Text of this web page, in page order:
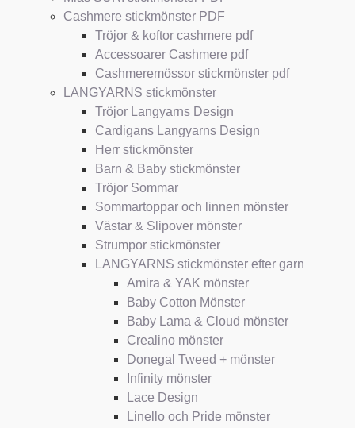
Cashmere stickmönster PDF
Tröjor & koftor cashmere pdf
Accessoarer Cashmere pdf
Cashmeremössor stickmönster pdf
LANGYARNS stickmönster
Tröjor Langyarns Design
Cardigans Langyarns Design
Herr stickmönster
Barn & Baby stickmönster
Tröjor Sommar
Sommartoppar och linnen mönster
Västar & Slipover mönster
Strumpor stickmönster
LANGYARNS stickmönster efter garn
Amira & YAK mönster
Baby Cotton Mönster
Baby Lama & Cloud mönster
Crealino mönster
Donegal Tweed + mönster
Infinity mönster
Lace Design
Linello och Pride mönster